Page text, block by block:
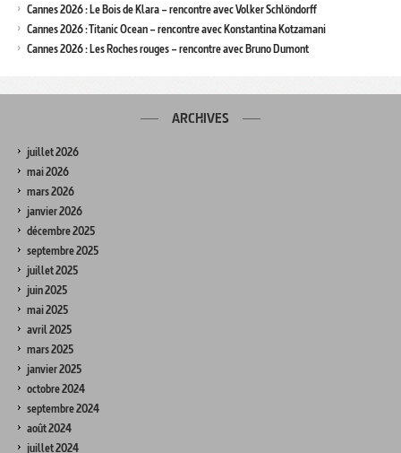
Cannes 2026 : Le Bois de Klara – rencontre avec Volker Schlöndorff
Cannes 2026 : Titanic Ocean – rencontre avec Konstantina Kotzamani
Cannes 2026 : Les Roches rouges – rencontre avec Bruno Dumont
ARCHIVES
juillet 2026
mai 2026
mars 2026
janvier 2026
décembre 2025
septembre 2025
juillet 2025
juin 2025
mai 2025
avril 2025
mars 2025
janvier 2025
octobre 2024
septembre 2024
août 2024
juillet 2024